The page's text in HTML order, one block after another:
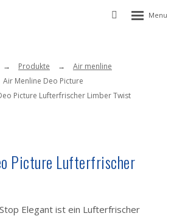
Vyhledávání
Rozbalení
Produkte
Air menline
Air Menline Deo Picture
Picture Lufterfrischer Limber Twist
Picture Lufterfrischer
Elegant ist ein Lufterfrischer